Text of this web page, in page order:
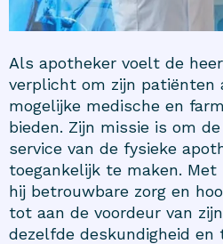
Als apotheker voelt de
verplicht om zijn patiënten
mogelijke medische en
bieden. Zijn missie is om
service van de fysieke
toegankelijk te maken. Met
hij betrouwbare zorg en
tot aan de voordeur van
dezelfde deskundigheid en